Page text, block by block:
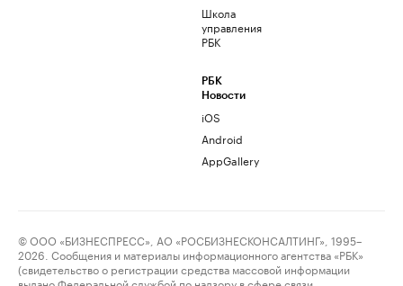
Школа
управления
РБК
РБК
Новости
iOS
Android
AppGallery
© ООО «БИЗНЕСПРЕСС», АО «РОСБИЗНЕСКОНСАЛТИНГ», 1995–
2026. Сообщения и материалы информационного агентства «РБК»
(свидетельство о регистрации средства массовой информации